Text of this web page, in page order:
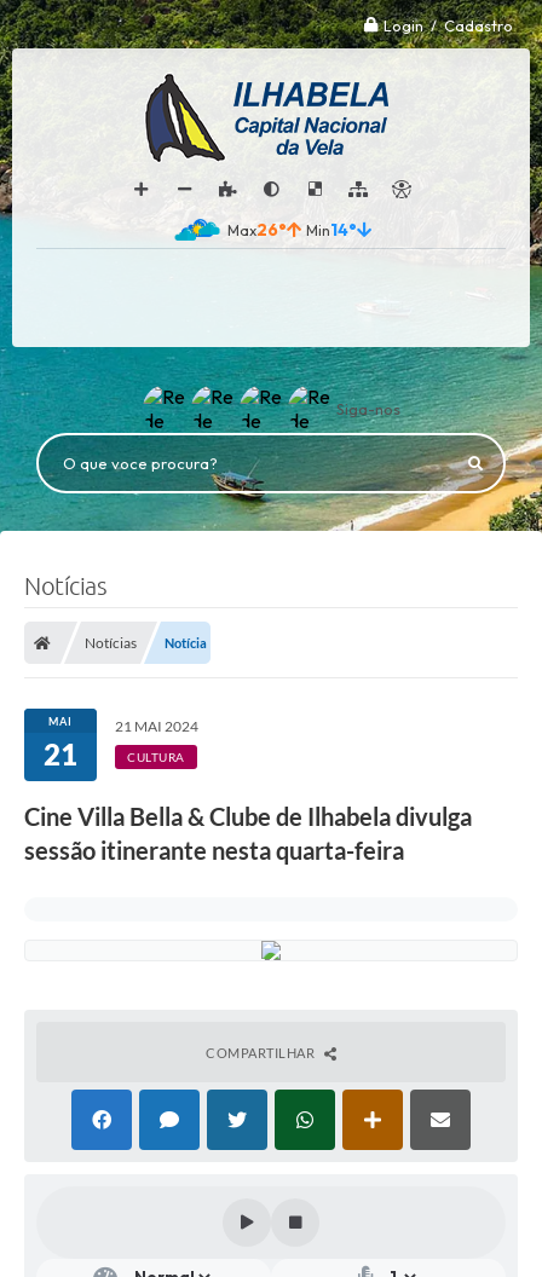
Login / Cadastro
26° 14°
Siga-nos
O que voce procura?
Notícias
Notícias Notícia
MAI
21
21 MAI 2024
CULTURA
Cine Villa Bella & Clube de Ilhabela divulga
sessão itinerante nesta quarta-feira
COMPARTILHAR